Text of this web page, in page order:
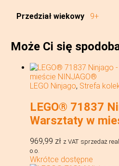
Przedział wiekowy 9+
Może Ci się
LEGO Ninjago, Strefa
LEGO® 71837
Warsztaty w
969,99 zł z VAT sprzedaż
o.o.
Wkrótce dostępne